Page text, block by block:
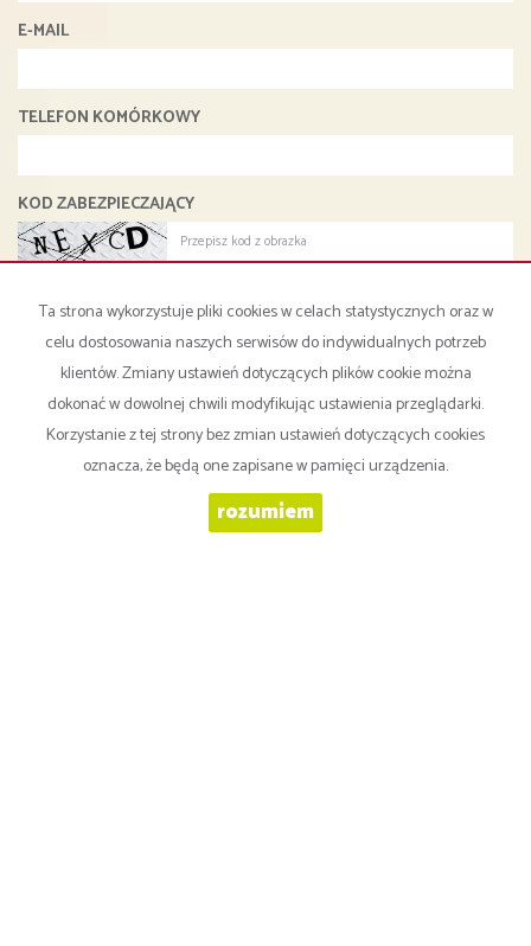
E-MAIL
TELEFON KOMÓRKOWY
KOD ZABEZPIECZAJĄCY
WYRAŻAM ZGODĘ NA PRZETWARZANIE PODANYCH PRZEZE MNIE
DANYCH OSOBOWYCH. ADMINISTRATOREM DANYCH JEST AGAS
PRUDENTER NIERUCHOMOŚCI BOGUSŁAW ZALEWSKI. MAM
PRAWO DOSTĘPU DO SWOICH DANYCH I ICH POPRAWIANIA.
Ta strona wykorzystuje pliki cookies w celach statystycznych oraz w
celu dostosowania naszych serwisów do indywidualnych potrzeb
klientów. Zmiany ustawień dotyczących plików cookie można
dokonać w dowolnej chwili modyfikując ustawienia przeglądarki.
Korzystanie z tej strony bez zmian ustawień dotyczących cookies
oznacza, że będą one zapisane w pamięci urządzenia.
rozumiem